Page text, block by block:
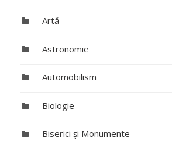
Artă
Astronomie
Automobilism
Biologie
Biserici şi Monumente